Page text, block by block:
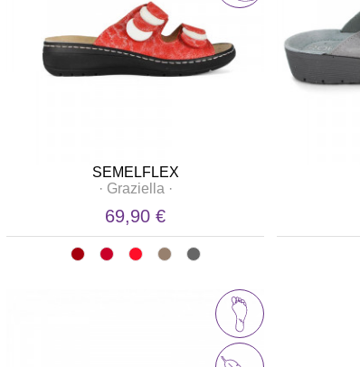
SEMELFLEX
· Graziella ·
69,90 €